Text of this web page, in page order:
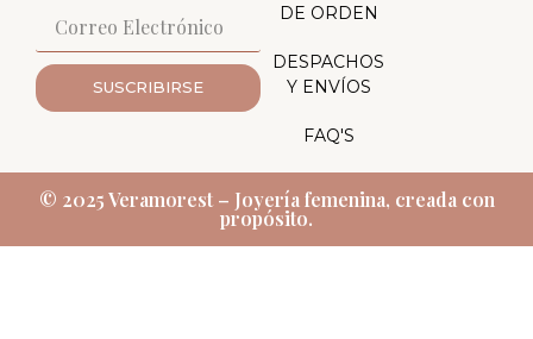
SUSCRIBIRSE
DE ORDEN
DESPACHOS
Y ENVÍOS
FAQ'S
© 2025 Veramorest – Joyería femenina, creada con
propósito.